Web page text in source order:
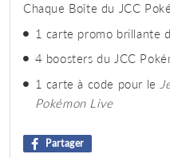
Chaque Boîte du JCC
1 carte promo brillante
4 boosters du JCC
1 carte à code pour le
Pokémon Live
Partager